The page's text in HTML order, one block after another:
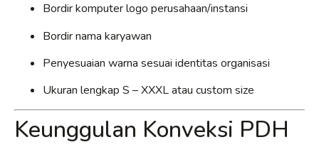
Bordir komputer logo perusahaan/instansi
Bordir nama karyawan
Penyesuaian warna sesuai identitas organisasi
Ukuran lengkap S – XXXL atau custom size
Keunggulan Konveksi PDH